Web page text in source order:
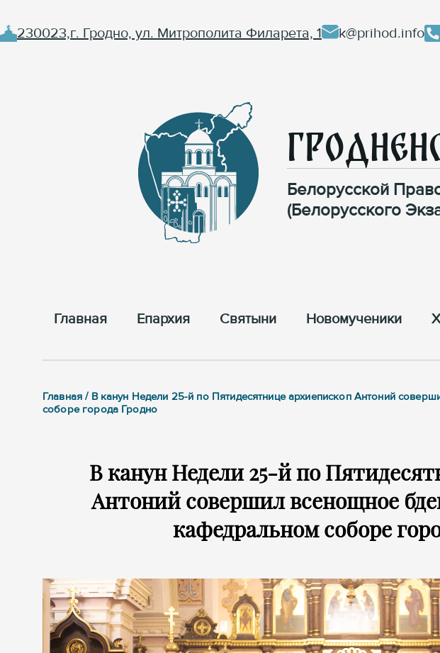
230023,г. Гродно, ул. Митрополита Филарета, 1 k@prihod.info
Белорусской
(Белорусского
Главная Епархия Cвятыни Новомученики
Главная / В канун Недели 25-й по Пятидесятнице архиепископ Антоний
соборе города Гродно
В канун Недели 25-й по
Антоний совершил всенощное
кафедральном соборе